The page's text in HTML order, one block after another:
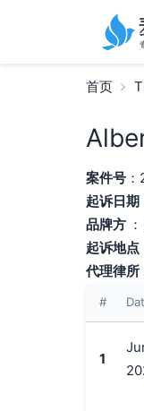
首页
案件号：
起诉日期
品牌方 ：
起诉地点
代理律所
#
1